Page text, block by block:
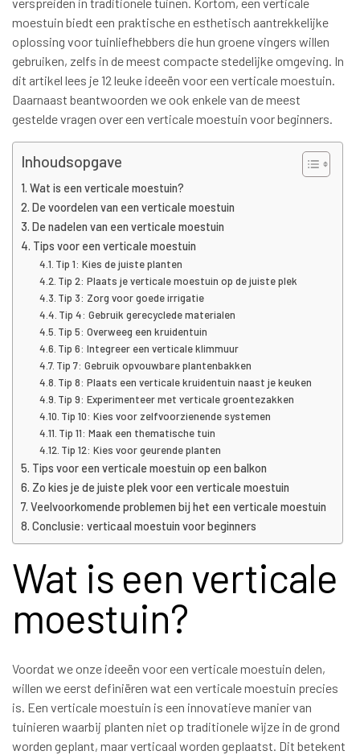
verspreiden in traditionele tuinen. Kortom, een verticale
moestuin biedt een praktische en esthetisch aantrekkelijke
oplossing voor tuinliefhebbers die hun groene vingers willen
gebruiken, zelfs in de meest compacte stedelijke omgeving. In
dit artikel lees je 12 leuke ideeën voor een verticale moestuin.
Daarnaast beantwoorden we ook enkele van de meest
gestelde vragen over een verticale moestuin voor beginners.
Inhoudsopgave
Wat is een verticale moestuin?
De voordelen van een verticale moestuin
De nadelen van een verticale moestuin
Tips voor een verticale moestuin
Tip 1: Kies de juiste planten
Tip 2: Plaats je verticale moestuin op de juiste plek
Tip 3: Zorg voor goede irrigatie
Tip 4: Gebruik gerecyclede materialen
Tip 5: Overweeg een kruidentuin
Tip 6: Integreer een verticale klimmuur
Tip 7: Gebruik opvouwbare plantenbakken
Tip 8: Plaats een verticale kruidentuin naast je keuken
Tip 9: Experimenteer met verticale groentezakken
Tip 10: Kies voor zelfvoorzienende systemen
Tip 11: Maak een thematische tuin
Tip 12: Kies voor geurende planten
Tips voor een verticale moestuin op een balkon
Zo kies je de juiste plek voor een verticale moestuin
Veelvoorkomende problemen bij het een verticale moestuin
Conclusie: verticaal moestuin voor beginners
Wat is een verticale
moestuin?
Voordat we onze ideeën voor een verticale moestuin delen,
willen we eerst definiëren wat een verticale moestuin precies
is. Een verticale moestuin is een innovatieve manier van
tuinieren waarbij planten niet op traditionele wijze in de grond
worden geplant, maar verticaal worden geplaatst. Dit betekent